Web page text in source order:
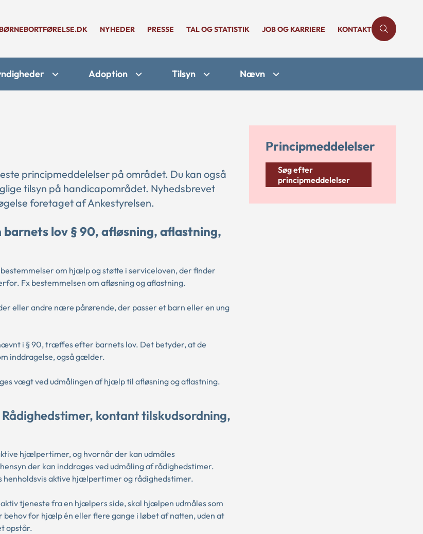
BØRNEBORTFØRELSE.DK NYHEDER PRESSE TAL OG STATISTIK JOB OG KARRIERE KONTAKT
Adoption Tilsyn Nævn
principmeddelelser på området. Du kan også
tilsyn på handicapområdet. Nyhedsbrevet
foretaget af Ankestyrelsen.
lov § 90, afløsning, aflastning,
om hjælp og støtte i serviceloven, der finder
Fx bestemmelsen om afløsning og aflastning.
eller andre nære pårørende, der passer et barn eller en ung
i § 90, træffes efter barnets lov. Det betyder, at de
inddragelse, også gælder.
vægt ved udmålingen af hjælp til afløsning og aflastning.
kontant tilskudsordning,
hjælpertimer, og hvornår der kan udmåles
der kan inddrages ved udmåling af rådighedstimer.
henholdsvis aktive hjælpertimer og rådighedstimer.
tjeneste fra en hjælpers side, skal hjælpen udmåles som
for hjælp én eller flere gange i løbet af natten, uden at
opstår.
Principmeddelelser
Søg efter
principmeddelelser